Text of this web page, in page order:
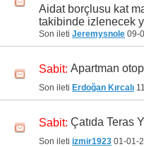
Aidat borçlusu kat
takibinde izlenecek
Son ileti Jeremysnole 09-
Sabit: Apartman
Son ileti Erdoğan Kırcalı
Sabit: Çatıda Teras
Son ileti izmir1923 01-01-